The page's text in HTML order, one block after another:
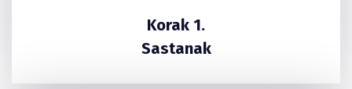
Korak 1.
Sastanak